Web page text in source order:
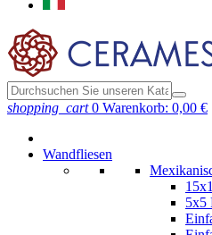
shopping_cart 0 Warenkorb: 0,00 €
Wandfliesen
5x5